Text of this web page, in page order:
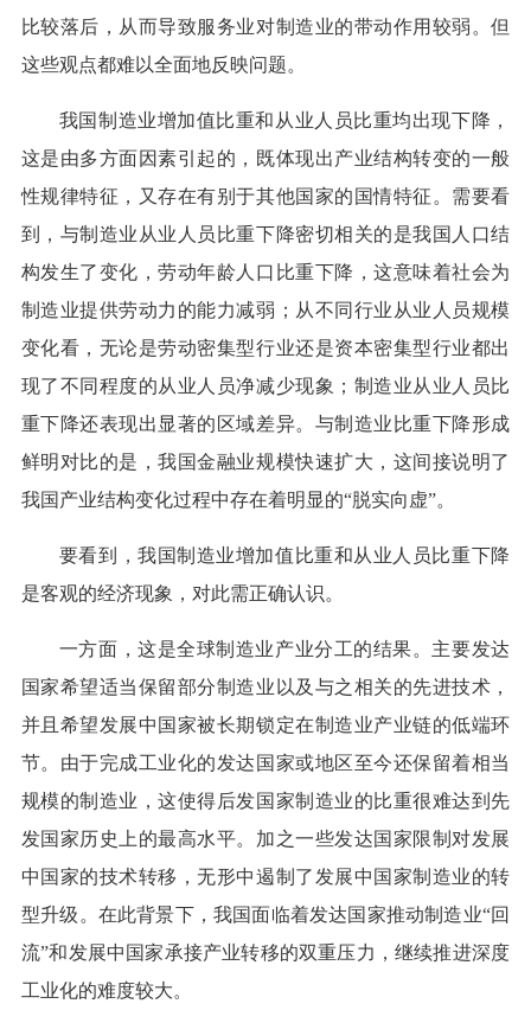
比较落后，从而导致服务业对制造业的带动作用较弱。但
这些观点都难以全面地反映问题。
我国制造业增加值比重和从业人员比重均出现下降，
这是由多方面因素引起的，既体现出产业结构转变的一般
性规律特征，又存在有别于其他国家的国情特征。需要看
到，与制造业从业人员比重下降密切相关的是我国人口结
构发生了变化，劳动年龄人口比重下降，这意味着社会为
制造业提供劳动力的能力减弱；从不同行业从业人员规模
变化看，无论是劳动密集型行业还是资本密集型行业都出
现了不同程度的从业人员净减少现象；制造业从业人员比
重下降还表现出显著的区域差异。与制造业比重下降形成
鲜明对比的是，我国金融业规模快速扩大，这间接说明了
我国产业结构变化过程中存在着明显的“脱实向虚”。
要看到，我国制造业增加值比重和从业人员比重下降
是客观的经济现象，对此需正确认识。
一方面，这是全球制造业产业分工的结果。主要发达
国家希望适当保留部分制造业以及与之相关的先进技术，
并且希望发展中国家被长期锁定在制造业产业链的低端环
节。由于完成工业化的发达国家或地区至今还保留着相当
规模的制造业，这使得后发国家制造业的比重很难达到先
发国家历史上的最高水平。加之一些发达国家限制对发展
中国家的技术转移，无形中遏制了发展中国家制造业的转
型升级。在此背景下，我国面临着发达国家推动制造业“回
流”和发展中国家承接产业转移的双重压力，继续推进深度
工业化的难度较大。